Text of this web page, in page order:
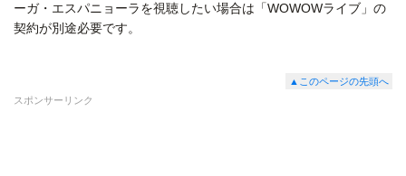
ーガ・エスパニョーラを視聴したい場合は「WOWOWライブ」の
契約が別途必要です。
▲このページの先頭へ
スポンサーリンク